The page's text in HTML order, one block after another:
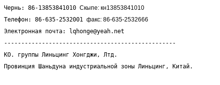
Чернь: 86-13853841010 Скыпе: кн13853841010
Телефон: 86-635-2532001 факс: 86-635-2532666
Электронная почта: lqhonge@yeah.net
--------------------------------------------------
КО. группы Линьцинг Хонгджи, Лтд.
Провинция Шаньдуна индустриальной зоны Линьцинг, Китай.